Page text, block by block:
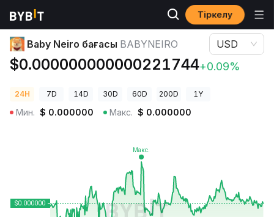
Тіркелу
Криптовалюта бағалары Baby Neiro бағасы BABYNEIRO
Baby Neiro бағасы BABYNEIRO
$0.000000000000221744+0.09%
USD
24H 7D 14D 30D 60D 200D 1Y
Мин. $ 0.000000 Макс. $ 0.000000